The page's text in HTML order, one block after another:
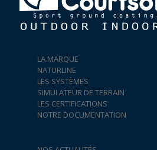
LA MARQUE
NATURLINE
LES SYSTÈMES
SIMULATEUR DE TERRAIN
LES CERTIFICATIONS
NOTRE DOCUMENTATION